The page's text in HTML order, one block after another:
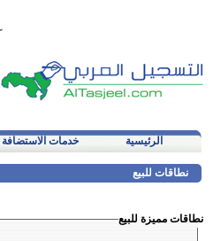
الرئيسية خدمات الاستضافة
نطاقات للبيع
نطاقات مميزة للبيع